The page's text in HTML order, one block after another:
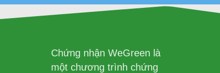
Chứng nhận WeGreen là
một chương trình chứng